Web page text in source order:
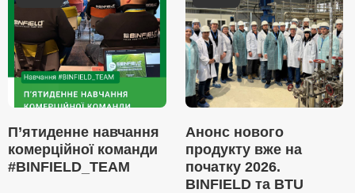
П’ятиденне навчання
комерційної команди
#BINFIELD_TEAM
Анонс нового
продукту вже на
початку 2026.
BINFIELD та BTU